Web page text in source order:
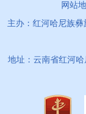
网站
主办：红河哈尼族
地址：云南省红河